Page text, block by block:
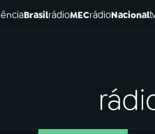
BrasilrádioMECrádioNacional